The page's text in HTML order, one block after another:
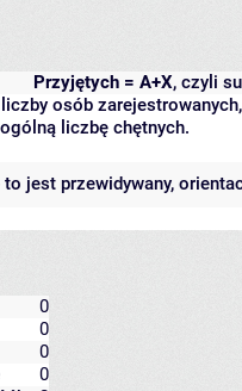
Przyjętych = A+X, czyli
osób
liczbę chętnych.
to jest przewidywany,
0
0
0
0